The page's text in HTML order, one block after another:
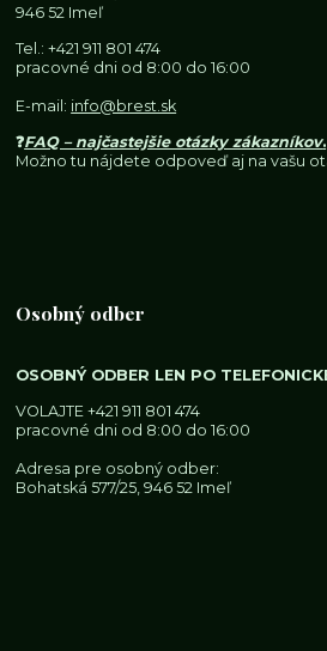
946 52 Imeľ
Tel.:+421 911 801 474
pracovné dni od 8:00 do 16:00
E-mail: info@brest.sk
❓FAQ – najčastejšie otázky zákazníkov.
Možno tu nájdete odpoveď aj na vašu
Osobný odber
OSOBNÝ ODBER LEN PO
VOLAJTE+421 911 801 474
pracovné dni od 8:00 do 16:00
Adresa pre osobný odber:
Bohatská 577/25, 946 52 Imeľ